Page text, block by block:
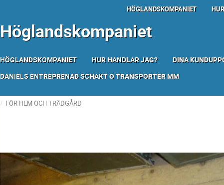
HÖGLANDSKOMPANIET
Höglandskompaniet
HÖGLANDSKOMPANIET HUR HANDLAR JAG? DINA
DANIELS ENTREPRENAD SCHAKT O TRANSPORTER MM
FÖR HEM OCH TRÄDGÅRD